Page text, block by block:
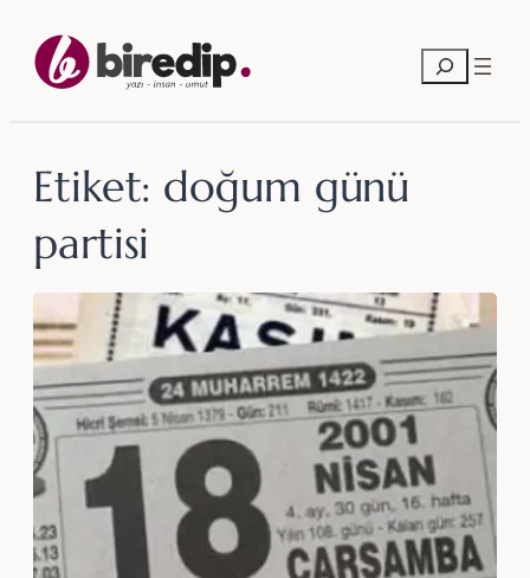
geç
Ara
Etiket: doğum günü
partisi